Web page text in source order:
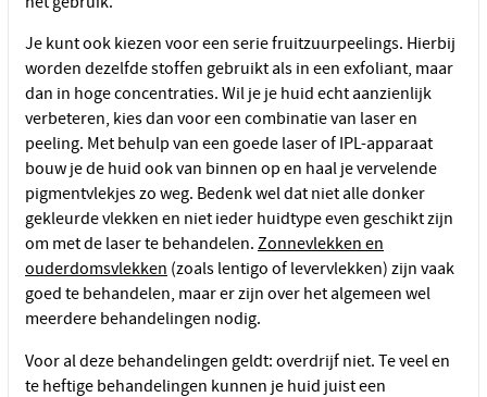
Je kunt ook kiezen voor een serie fruitzuurpeelings. Hierbij
worden dezelfde stoffen gebruikt als in een exfoliant, maar
dan in hoge concentraties. Wil je je huid echt aanzienlijk
verbeteren, kies dan voor een combinatie van laser en
peeling. Met behulp van een goede laser of IPL-apparaat
bouw je de huid ook van binnen op en haal je vervelende
pigmentvlekjes zo weg. Bedenk wel dat niet alle donker
gekleurde vlekken en niet ieder huidtype even geschikt zijn
om met de laser te behandelen. Zonnevlekken en
ouderdomsvlekken (zoals lentigo of levervlekken) zijn vaak
goed te behandelen, maar er zijn over het algemeen wel
meerdere behandelingen nodig.
Voor al deze behandelingen geldt: overdrijf niet. Te veel en
te heftige behandelingen kunnen je huid juist een